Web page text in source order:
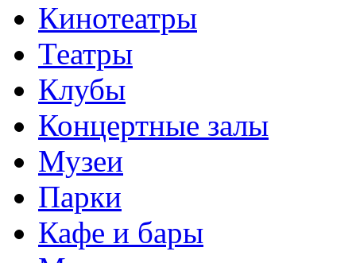
Кинотеатры
Театры
Клубы
Концертные залы
Музеи
Парки
Кафе и бары